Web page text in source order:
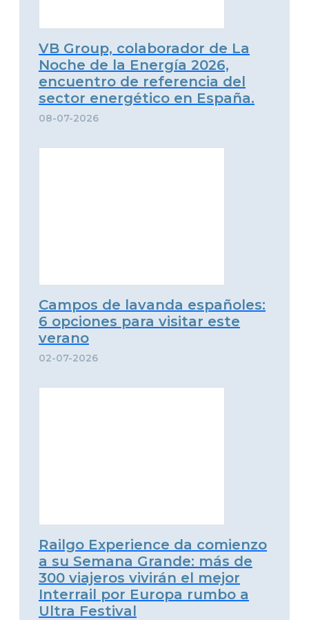
VB Group, colaborador de La
Noche de la Energía 2026,
encuentro de referencia del
sector energético en España.
08-07-2026
Campos de lavanda españoles:
6 opciones para visitar este
verano
02-07-2026
Railgo Experience da comienzo
a su Semana Grande: más de
300 viajeros vivirán el mejor
Interrail por Europa rumbo a
Ultra Festival